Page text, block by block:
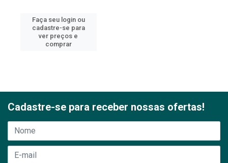
Faça seu login ou
cadastre-se para
ver preços e
comprar
Cadastre-se para receber nossas ofertas!